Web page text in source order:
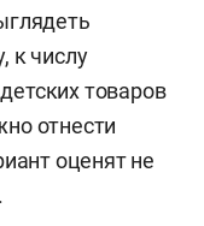
к числу
товаров
отнести
оценят не